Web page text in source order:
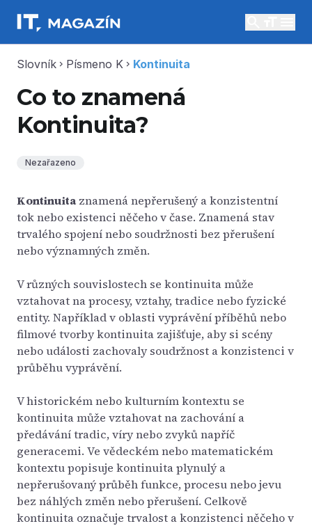
Slovník chevron_right Písmeno K chevron_right Kontinuita
Co to znamená
Kontinuita?
Nezařazeno
Kontinuita znamená nepřerušený a konzistentní
tok nebo existenci něčeho v čase. Znamená stav
trvalého spojení nebo soudržnosti bez přerušení
nebo významných změn.
V různých souvislostech se kontinuita může
vztahovat na procesy, vztahy, tradice nebo fyzické
entity. Například v oblasti vyprávění příběhů nebo
filmové tvorby kontinuita zajišťuje, aby si scény
nebo události zachovaly soudržnost a konzistenci v
průběhu vyprávění.
V historickém nebo kulturním kontextu se
kontinuita může vztahovat na zachování a
předávání tradic, víry nebo zvyků napříč
generacemi. Ve vědeckém nebo matematickém
kontextu popisuje kontinuita plynulý a
nepřerušovaný průběh funkce, procesu nebo jevu
bez náhlých změn nebo přerušení. Celkově
kontinuita označuje trvalost a konzistenci něčeho v